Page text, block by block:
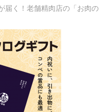
届く！老舗精肉店の「お肉の